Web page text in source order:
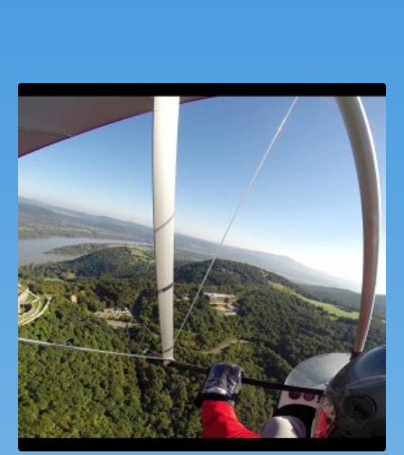
Budapest látképe 30 percben sárkányrepülőről
15,990Ft